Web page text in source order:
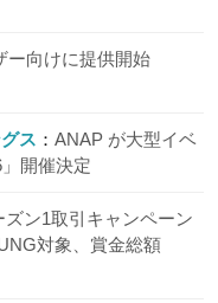
ー向けに提供開始
ス
ANAP が大型イベ
開催決定
ン1取引キャンペーン
対象、賞金総額